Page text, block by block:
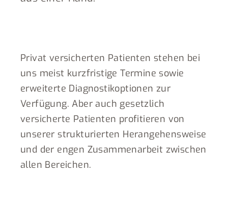
Privat versicherten Patienten stehen bei
uns meist kurzfristige Termine sowie
erweiterte Diagnostikoptionen zur
Verfügung. Aber auch gesetzlich
versicherte Patienten profitieren von
unserer strukturierten Herangehensweise
und der engen Zusammenarbeit zwischen
allen Bereichen.